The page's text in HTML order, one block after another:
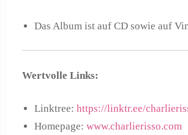
Das Album ist auf CD sowie auf
Wertvolle Links:
Linktree:https://linktr.ee/
Homepage:www.charlierisso.com